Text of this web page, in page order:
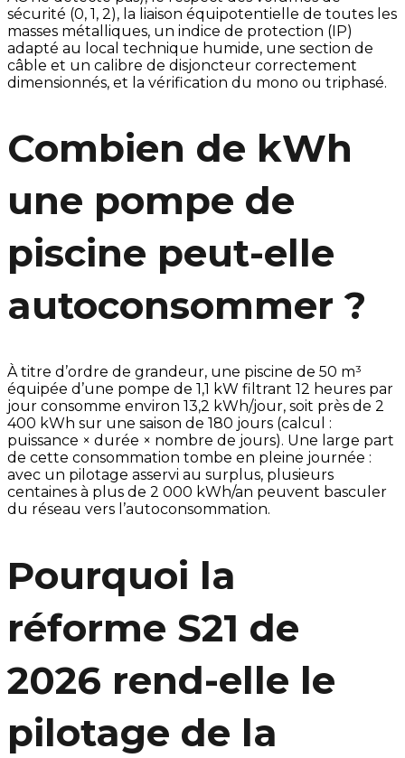
sécurité (0, 1, 2), la liaison équipotentielle de toutes les
masses métalliques, un indice de protection (IP)
adapté au local technique humide, une section de
câble et un calibre de disjoncteur correctement
dimensionnés, et la vérification du mono ou triphasé.
Combien de kWh
une pompe de
piscine peut-elle
autoconsommer ?
À titre d’ordre de grandeur, une piscine de 50 m³
équipée d’une pompe de 1,1 kW filtrant 12 heures par
jour consomme environ 13,2 kWh/jour, soit près de 2
400 kWh sur une saison de 180 jours (calcul :
puissance × durée × nombre de jours). Une large part
de cette consommation tombe en pleine journée :
avec un pilotage asservi au surplus, plusieurs
centaines à plus de 2 000 kWh/an peuvent basculer
du réseau vers l’autoconsommation.
Pourquoi la
réforme S21 de
2026 rend-elle le
pilotage de la